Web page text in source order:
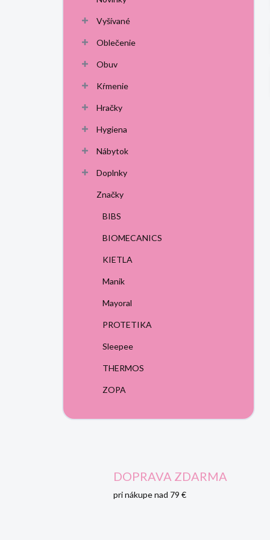
Vyšívané
Oblečenie
Obuv
Kŕmenie
Hračky
Hygiena
Nábytok
Doplnky
Značky
BIBS
BIOMECANICS
KIETLA
Manik
Mayoral
PROTETIKA
Sleepee
THERMOS
ZOPA
DOPRAVA ZDARMA
pri nákupe nad 79 €